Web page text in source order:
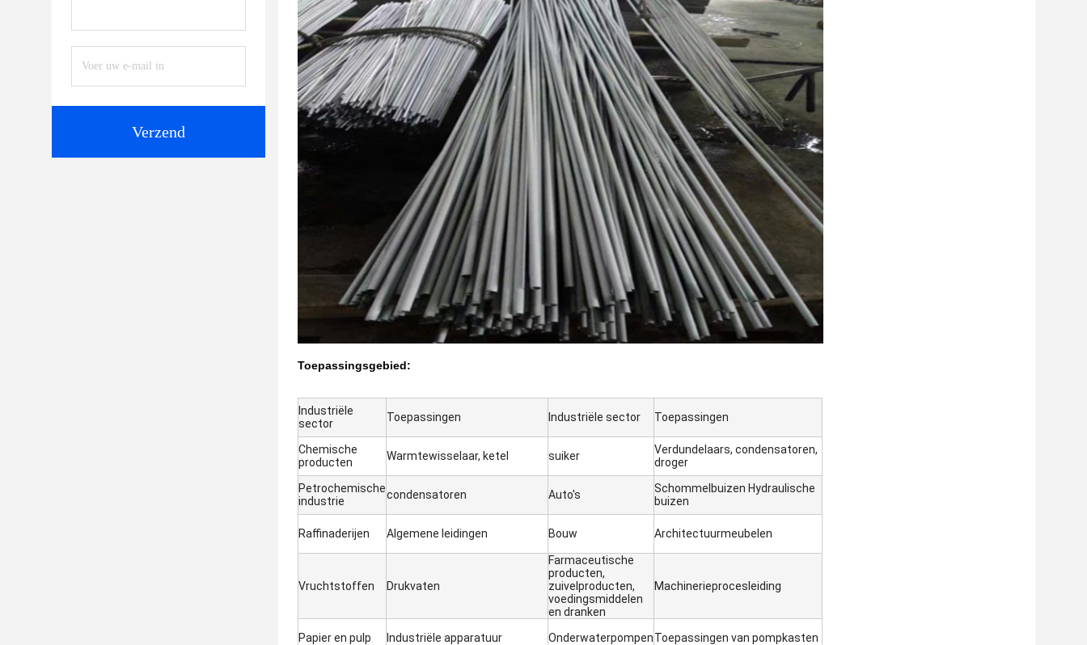
Verzend
Toepassingsgebied:
Industriële
sector
Toepassingen Industriële sector Toepassingen
Chemische
producten
Warmtewisselaar, ketel suiker
Verdundelaars, condensatoren,
droger
Petrochemische
industrie
condensatoren Auto's
Schommelbuizen Hydraulische
buizen
Raffinaderijen Algemene leidingen Bouw Architectuurmeubelen
Vruchtstoffen Drukvaten
Farmaceutische
producten,
zuivelproducten,
voedingsmiddelen
en dranken
Machinerieprocesleiding
Papier en pulp Industriële apparatuur OnderwaterpompenToepassingen van pompkasten